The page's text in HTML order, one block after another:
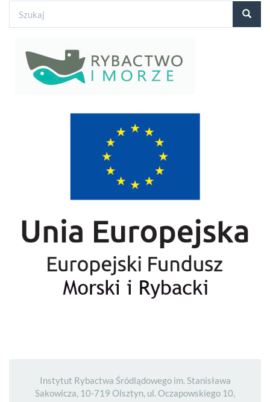
Formularz
wyszukiwania
Instytut Rybactwa Śródlądowego im. Stanisława
Sakowicza, 10-719 Olsztyn, ul. Oczapowskiego 10,